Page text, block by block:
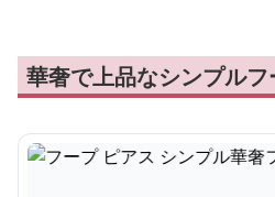
華奢で上品なシンプル